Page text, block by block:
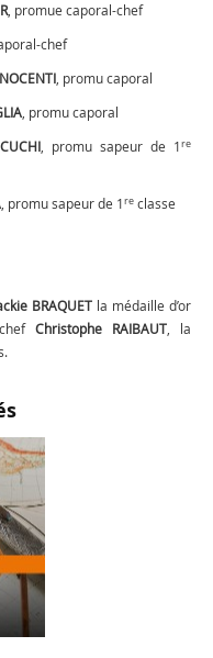
, promue caporal-chef
chef
, promu caporal
, promu caporal
, promu sapeur de 1re
, promu sapeur de 1re classe
BRAQUET la médaille d’or
chefChristophe RAIBAUT , la